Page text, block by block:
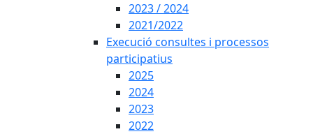
2023 / 2024
2021/2022
Execució consultes i processos
participatius
2025
2024
2023
2022